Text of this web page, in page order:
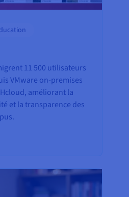
11 500 utilisateurs
VMware on-premises
améliorant la
et la transparence des